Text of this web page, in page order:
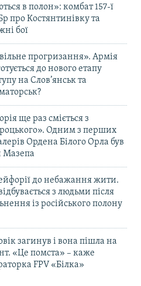
в полон»: комбат 157-ї
про Костянтинівку та
бої
прогризання». Армія
до нового етапу
на Слов’янськ та
ще раз сміється з
Одним з перших
Ордена Білого Орла був
Мазепа
до небажання жити.
з людьми після
із російського полону
загинув і вона пішла на
«Це помста» – каже
FPV «Білка»